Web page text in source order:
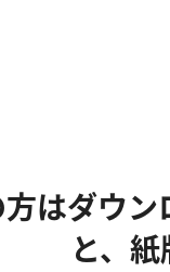
はダウン
と、